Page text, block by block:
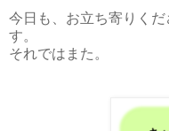
今日も、お立ち寄りく
す。
それではまた。